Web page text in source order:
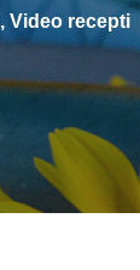
, Video recepti